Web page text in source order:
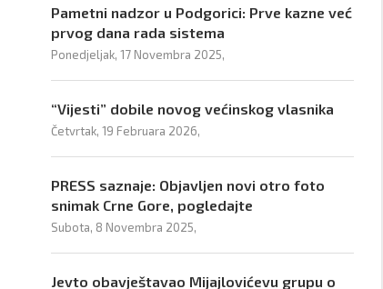
Pametni nadzor u Podgorici: Prve kazne već
prvog dana rada sistema
Ponedjeljak, 17 Novembra 2025,
“Vijesti” dobile novog većinskog vlasnika
Četvrtak, 19 Februara 2026,
PRESS saznaje: Objavljen novi otro foto
snimak Crne Gore, pogledajte
Subota, 8 Novembra 2025,
Jevto obavještavao Mijajlovićevu grupu o